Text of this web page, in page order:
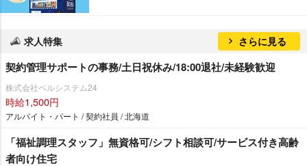
求人特集 さらに見る
契約管理サポートの事務/土日祝休み/18:00退社/未経験歓迎
株式会社ベルシステム24
時給1,500円
アルバイト・パート / 契約社員 / 北海道
「福祉調理スタッフ」無資格可/シフト相談可/サービス付き高齢
者向け住宅